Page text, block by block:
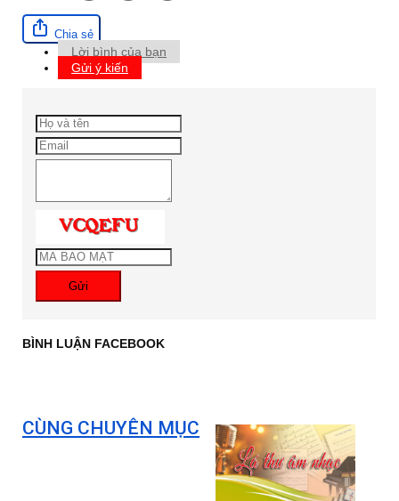
Chia sẻ
Lời bình của bạn
Gửi ý kiến
Gửi
BÌNH LUẬN FACEBOOK
CÙNG CHUYÊN MỤC